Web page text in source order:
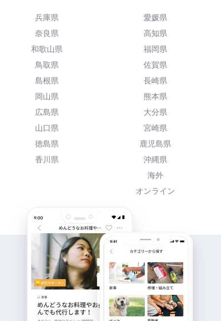
兵庫県
奈良県
和歌山県
鳥取県
島根県
岡山県
広島県
山口県
徳島県
香川県
愛媛県
高知県
福岡県
佐賀県
長崎県
熊本県
大分県
宮崎県
鹿児島県
沖縄県
海外
オンライン